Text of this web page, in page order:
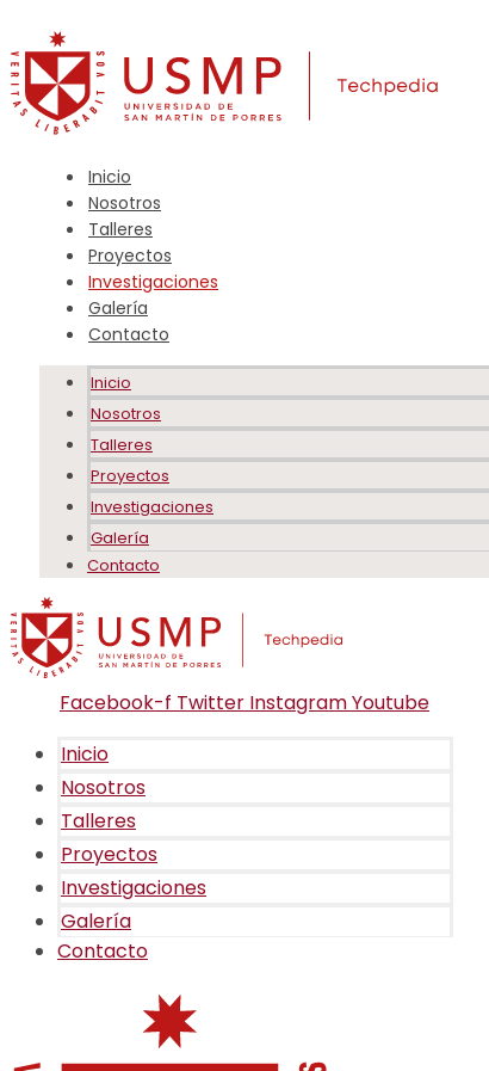
Inicio
Nosotros
Talleres
Proyectos
Investigaciones
Galería
Contacto
Inicio
Nosotros
Talleres
Proyectos
Investigaciones
Galería
Contacto
Facebook-f Twitter InstagramYoutube
Inicio
Nosotros
Talleres
Proyectos
Investigaciones
Galería
Contacto